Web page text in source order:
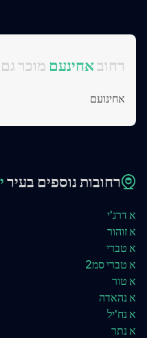
:רחובאחינעם מוכר
אחינועם
רחובות נוספים בעיר
א דרג'י
א זוהור
א טברי
א טברי סמ2
א טור
א נהאדה
א נח'יל
א נתר